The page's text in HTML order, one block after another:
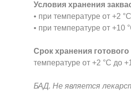
Условия хранения
• при температуре от +2
• при температуре от
Срок хранения готового
температуре от +2 °С до
БАД. Не является